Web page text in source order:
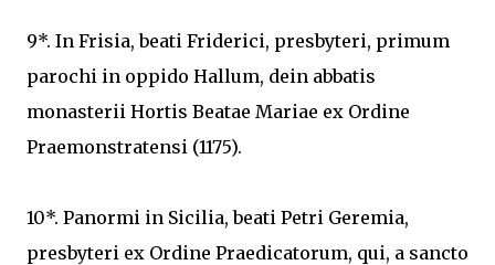
9*. In Frisia, beati Friderici, presbyteri, primum
parochi in oppido Hallum, dein abbatis
monasterii Hortis Beatae Mariae ex Ordine
Praemonstratensi (1175).
10*. Panormi in Sicilia, beati Petri Geremia,
presbyteri ex Ordine Praedicatorum, qui, a sancto